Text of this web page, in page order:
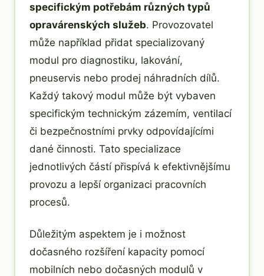
specifickým potřebám různých typů
opravárenských služeb. Provozovatel
může například přidat specializovaný
modul pro diagnostiku, lakování,
pneuservis nebo prodej náhradních dílů.
Každý takový modul může být vybaven
specifickým technickým zázemím, ventilací
či bezpečnostními prvky odpovídajícími
dané činnosti. Tato specializace
jednotlivých částí přispívá k efektivnějšímu
provozu a lepší organizaci pracovních
procesů.
Důležitým aspektem je i možnost
dočasného rozšíření kapacity pomocí
mobilních nebo dočasných modulů v